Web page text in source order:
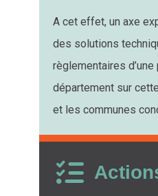
A cet effet, un axe
des solutions
règlementaires
département sur
et les communes